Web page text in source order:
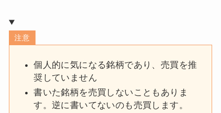
注意
個人的に気になる銘柄であり、売買を推
奨していません
書いた銘柄を売買しないこともありま
す。逆に書いてないのも売買します。